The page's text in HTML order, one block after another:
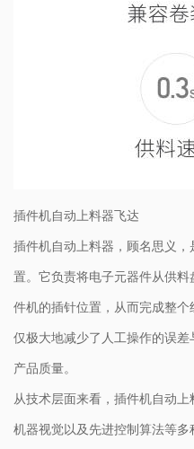
插件机自动上料器飞达
插件机自动上料器，顾名思义
置。它负责将电子元器件从供
件机的插针位置，从而完成整
仅极大地减少了人工操作的误
产品质量。
从技术层面来看，插件机自动上
机器视觉以及先进控制算法等